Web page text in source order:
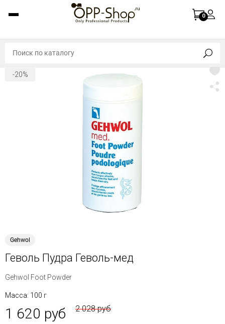
0
-20%
Gehwol
Геволь Пудра Геволь-мед
Gehwol Foot Powder
Масса: 100 г
1 620 руб 2 028 руб